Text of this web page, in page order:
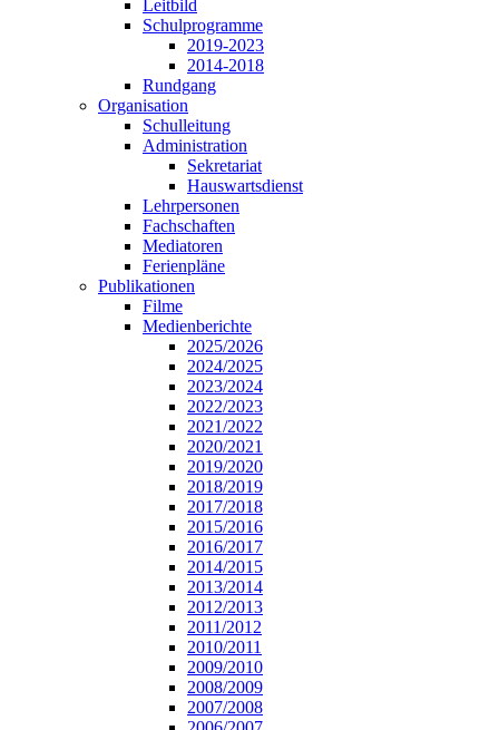
Leitbild
Schulprogramme
2019-2023
2014-2018
Rundgang
Organisation
Schulleitung
Administration
Sekretariat
Hauswartsdienst
Lehrpersonen
Fachschaften
Mediatoren
Ferienpläne
Publikationen
Filme
Medienberichte
2025/2026
2024/2025
2023/2024
2022/2023
2021/2022
2020/2021
2019/2020
2018/2019
2017/2018
2015/2016
2016/2017
2014/2015
2013/2014
2012/2013
2011/2012
2010/2011
2009/2010
2008/2009
2007/2008